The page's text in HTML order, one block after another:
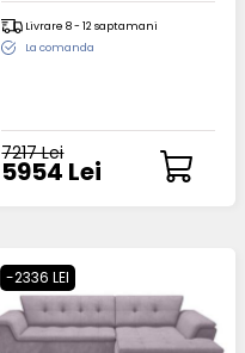
Livrare 8 - 12 saptamani
La comanda
7217 Lei
5954 Lei
-2336 LEI